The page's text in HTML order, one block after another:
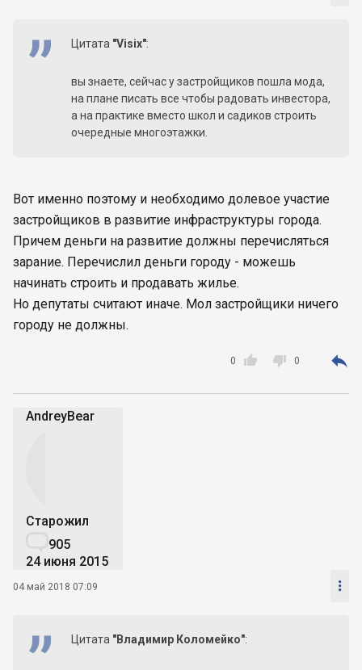
Цитата "Visix":
вы знаете, сейчас у застройщиков пошла мода,
на плане писать все чтобы радовать инвестора,
а на практике вместо школ и садиков строить
очередные многоэтажки.
Вот именно поэтому и необходимо долевое участие
застройщиков в развитие инфраструктуры города.
Причем деньги на развитие должны перечисляться
зарание. Перечислил деньги городу - можешь
начинать строить и продавать жилье.
Но депутаты считают иначе. Мол застройщики ничего
городу не должны.

0  0 
AndreyBear
Старожил
905
24 июня 2015
04 май 2018 07:09 
Цитата "Владимир Коломейко":